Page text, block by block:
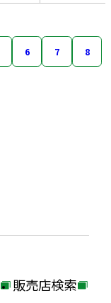
6 7 8
外
販売店検索